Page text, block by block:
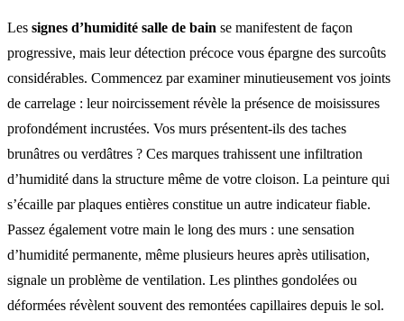
Les signes d’humidité salle de bain se manifestent de façon
progressive, mais leur détection précoce vous épargne des surcoûts
considérables. Commencez par examiner minutieusement vos joints
de carrelage : leur noircissement révèle la présence de moisissures
profondément incrustées. Vos murs présentent-ils des taches
brunâtres ou verdâtres ? Ces marques trahissent une infiltration
d’humidité dans la structure même de votre cloison. La peinture qui
s’écaille par plaques entières constitue un autre indicateur fiable.
Passez également votre main le long des murs : une sensation
d’humidité permanente, même plusieurs heures après utilisation,
signale un problème de ventilation. Les plinthes gondolées ou
déformées révèlent souvent des remontées capillaires depuis le sol.